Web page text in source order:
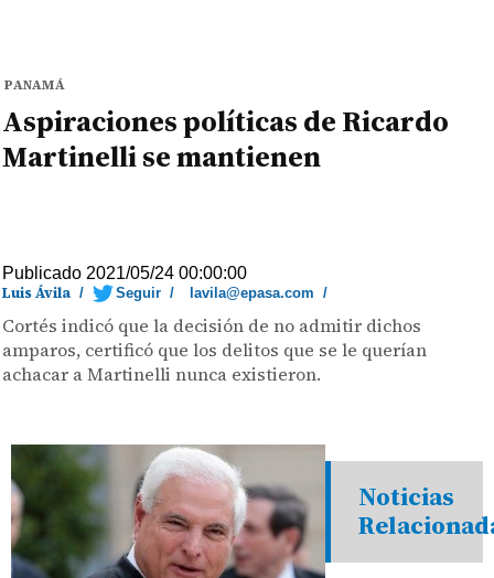
PANAMÁ
Aspiraciones políticas de Ricardo
Martinelli se mantienen
Publicado 2021/05/24 00:00:00
Luis Ávila / Seguir / lavila@epasa.com /
Cortés indicó que la decisión de no admitir dichos
amparos, certificó que los delitos que se le querían
achacar a Martinelli nunca existieron.
Noticias